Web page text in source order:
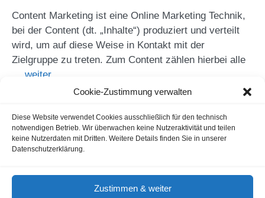
Cookie-Zustimmung verwalten
Diese Website verwendet Cookies ausschließlich für den technisch
notwendigen Betrieb. Wir überwachen keine Nutzeraktivität und teilen
keine Nutzerdaten mit Dritten. Weitere Details finden Sie in unserer
Datenschutzerklärung.
Zustimmen & weiter
Content Marketing ist eine Online Marketing Technik,
bei der Content (dt. „Inhalte“) produziert und verteilt
wird, um auf diese Weise in Kontakt mit der
Zielgruppe zu treten. Zum Content zählen hierbei alle
weiter
←Zurück Seite
1 … Seite
3 Seite
4
Gastautoren / Gastartikel
Impressum & Datenschutz